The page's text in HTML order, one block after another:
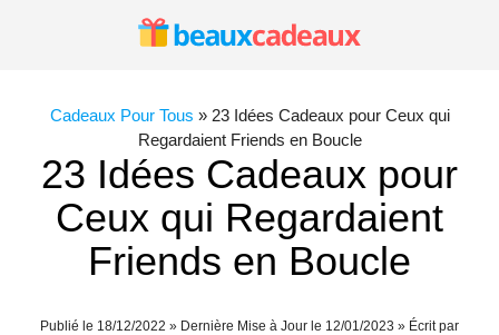
Cadeaux Pour Tous » 23 Idées Cadeaux pour Ceux qui
Regardaient Friends en Boucle
23 Idées Cadeaux pour
Ceux qui Regardaient
Friends en Boucle
Publié le 18/12/2022 » Dernière Mise à Jour le 12/01/2023 » Écrit par